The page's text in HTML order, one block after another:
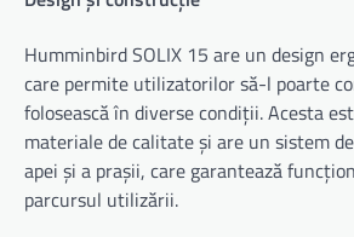
Humminbird SOLIX 15 are un design
care permite utilizatorilor să-l poarte
folosească în diverse condiții. Acesta
materiale de calitate și are un sistem
apei și a prașii, care garantează
parcursul utilizării.